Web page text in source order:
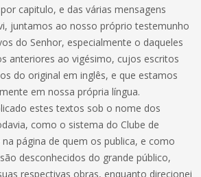
capitulo, e das várias mensagens
juntamos ao nosso próprio testemunho
do Senhor, especialmente o daqueles
anteriores ao vigésimo, cujos escritos
do original em inglês, e que estamos
em nossa própria língua.
estes textos sob o nome dos
como o sistema do Clube de
página de quem os publica, e como
desconhecidos do grande público,
respectivas obras, enquanto direcionei